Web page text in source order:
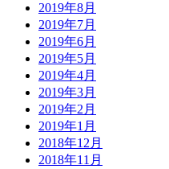
2019年8月
2019年7月
2019年6月
2019年5月
2019年4月
2019年3月
2019年2月
2019年1月
2018年12月
2018年11月